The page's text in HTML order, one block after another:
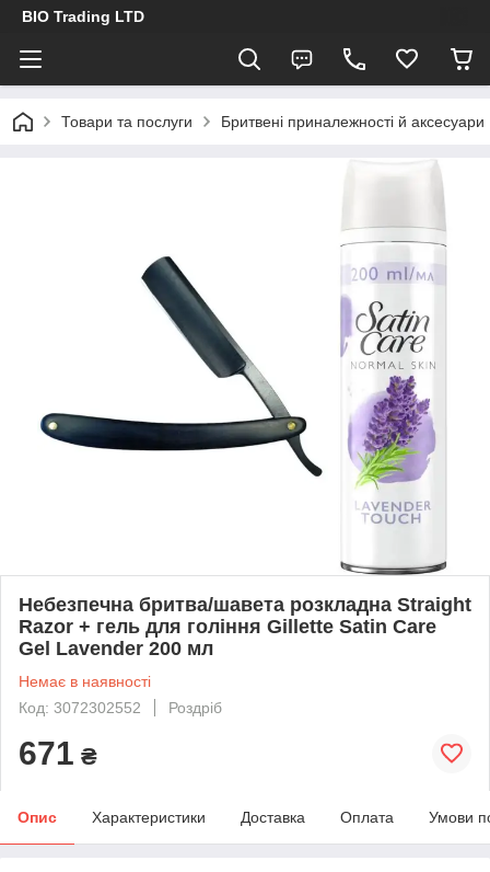
BIO Trading LTD
Товари та послуги Бритвені приналежності й аксесуари
Небезпечна бритва/шавета розкладна Straight
Razor + гель для гоління Gillette Satin Care
Gel Lavender 200 мл
Немає в наявності
Код: 3072302552
Роздріб
671 ₴
Опис Характеристики Доставка Оплата Умови